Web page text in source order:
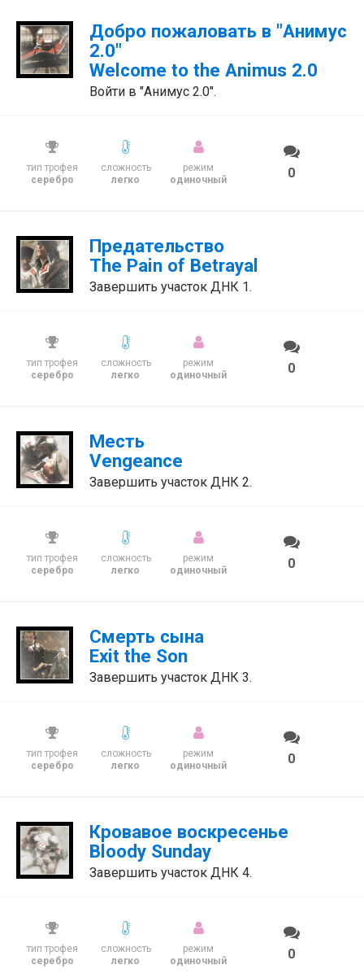
Добро пожаловать в "Анимус
2.0"
Welcome to the Animus 2.0
Войти в "Анимус 2.0".
тип трофея
серебро
сложность
легко
режим
одиночный
0
Предательство
The Pain of Betrayal
Завершить участок ДНК 1.
тип трофея
серебро
сложность
легко
режим
одиночный
0
Месть
Vengeance
Завершить участок ДНК 2.
тип трофея
серебро
сложность
легко
режим
одиночный
0
Смерть сына
Exit the Son
Завершить участок ДНК 3.
тип трофея
серебро
сложность
легко
режим
одиночный
0
Кровавое воскресенье
Bloody Sunday
Завершить участок ДНК 4.
тип трофея
серебро
сложность
легко
режим
одиночный
0